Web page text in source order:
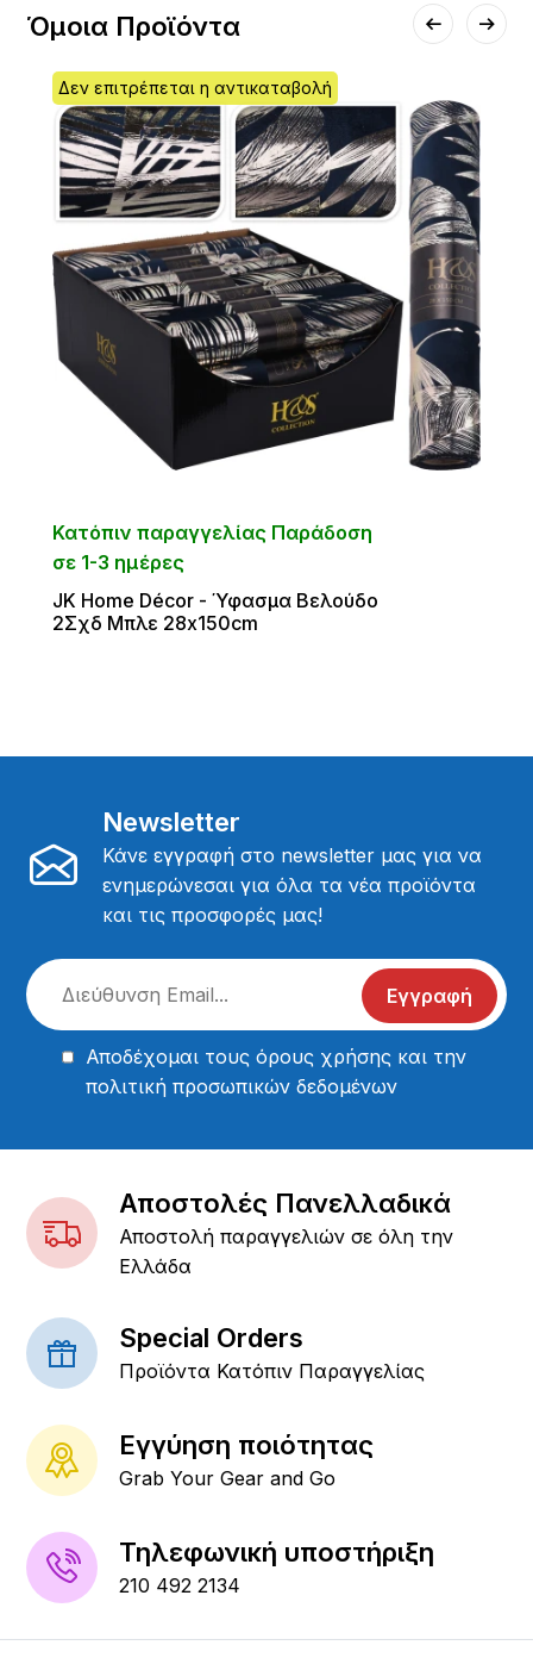
Όμοια Προϊόντα
Δεν επιτρέπεται η αντικαταβολή
Κατόπιν παραγγελίας Παράδοση
σε 1-3 ημέρες
JΚ Home Décor - Ύφασμα Βελούδο
2Σχδ Mπλε 28x150cm
Newsletter
Κάνε εγγραφή στο newsletter μας για να
ενημερώνεσαι για όλα τα νέα προϊόντα
και τις προσφορές μας!
Εγγραφή
Αποδέχομαι τουςόρους χρήσης και την
πολιτική προσωπικών δεδομένων
Αποστολές Πανελλαδικά
Αποστολή παραγγελιών σε όλη την
Ελλάδα
Special Orders
Προϊόντα Κατόπιν Παραγγελίας
Εγγύηση ποιότητας
Grab Your Gear and Go
Τηλεφωνική υποστήριξη
210 492 2134